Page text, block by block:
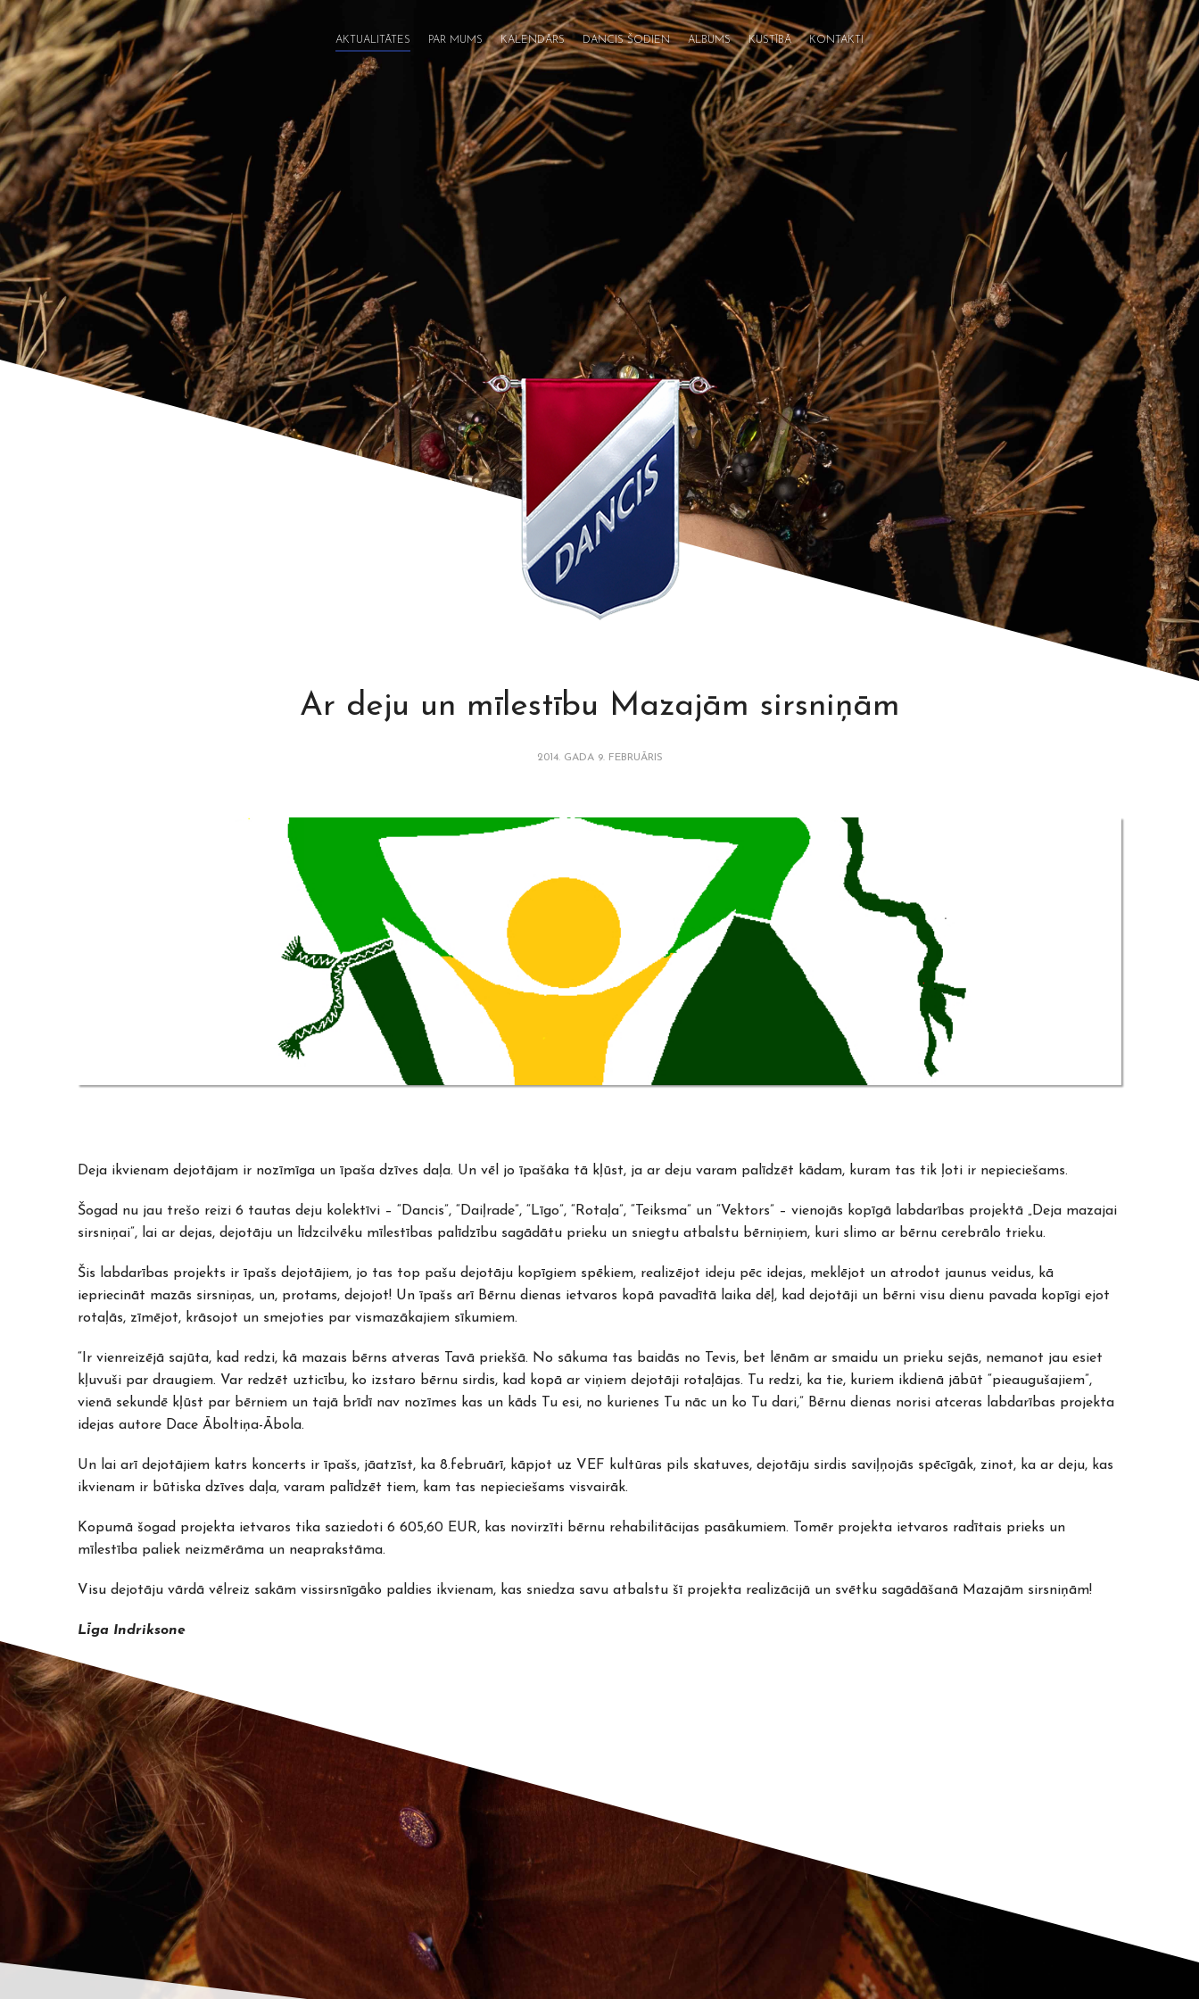
AKTUALITĀTES PAR MUMS KALENDĀRS DANCIS ŠODIEN ALBUMS KUSTĪBĀ KONTAKTI
Ar deju un mīlestību Mazajām sirsniņām
2014. GADA 9. FEBRUĀRIS
Deja ikvienam dejotājam ir nozīmīga un īpaša dzīves daļa. Un vēl jo īpašāka tā kļūst, ja ar deju varam palīdzēt kādam, kuram tas tik ļoti ir nepieciešams.
Šogad nu jau trešo reizi 6 tautas deju kolektīvi – “Dancis”, “Daiļrade”, “Līgo”, “Rotaļa”, “Teiksma” un “Vektors” – vienojās kopīgā labdarības projektā „Deja mazajai
sirsniņai”, lai ar dejas, dejotāju un līdzcilvēku mīlestības palīdzību sagādātu prieku un sniegtu atbalstu bērniņiem, kuri slimo ar bērnu cerebrālo trieku.
Šis labdarības projekts ir īpašs dejotājiem, jo tas top pašu dejotāju kopīgiem spēkiem, realizējot ideju pēc idejas, meklējot un atrodot jaunus veidus, kā
iepriecināt mazās sirsniņas, un, protams, dejojot! Un īpašs arī Bērnu dienas ietvaros kopā pavadītā laika dēļ, kad dejotāji un bērni visu dienu pavada kopīgi ejot
rotaļās, zīmējot, krāsojot un smejoties par vismazākajiem sīkumiem.
“Ir vienreizējā sajūta, kad redzi, kā mazais bērns atveras Tavā priekšā. No sākuma tas baidās no Tevis, bet lēnām ar smaidu un prieku sejās, nemanot jau esiet
kļuvuši par draugiem. Var redzēt uzticību, ko izstaro bērnu sirdis, kad kopā ar viņiem dejotāji rotaļājas. Tu redzi, ka tie, kuriem ikdienā jābūt “pieaugušajiem”,
vienā sekundē kļūst par bērniem un tajā brīdī nav nozīmes kas un kāds Tu esi, no kurienes Tu nāc un ko Tu dari,” Bērnu dienas norisi atceras labdarības projekta
idejas autore Dace Āboltiņa-Ābola.
Un lai arī dejotājiem katrs koncerts ir īpašs, jāatzīst, ka 8.februārī, kāpjot uz VEF kultūras pils skatuves, dejotāju sirdis saviļņojās spēcīgāk, zinot, ka ar deju, kas
ikvienam ir būtiska dzīves daļa, varam palīdzēt tiem, kam tas nepieciešams visvairāk.
Kopumā šogad projekta ietvaros tika saziedoti 6 605,60 EUR, kas novirzīti bērnu rehabilitācijas pasākumiem. Tomēr projekta ietvaros radītais prieks un
mīlestība paliek neizmērāma un neaprakstāma.
Visu dejotāju vārdā vēlreiz sakām vissirsnīgāko paldies ikvienam, kas sniedza savu atbalstu šī projekta realizācijā un svētku sagādāšanā Mazajām sirsniņām!
Līga Indriksone